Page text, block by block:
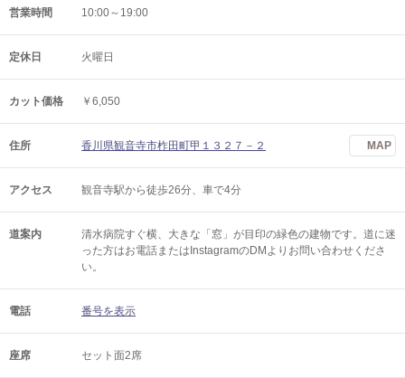
営業時間 10:00～19:00
定休日 火曜日
カット価格 ￥6,050
住所 香川県観音寺市柞田町甲１３２７－２ MAP
アクセス 観音寺駅から徒歩26分、車で4分
道案内
清水病院すぐ横、大きな「窓」が目印の緑色の建物です。道に迷
った方はお電話またはInstagramのDMよりお問い合わせくださ
い。
電話 番号を表示
座席 セット面2席